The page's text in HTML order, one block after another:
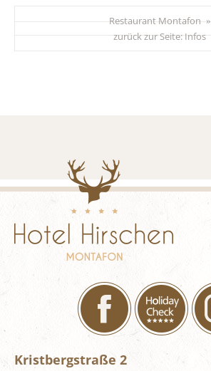
Restaurant Montafon »
zurück zur Seite: Infos
Kristbergstraße 2